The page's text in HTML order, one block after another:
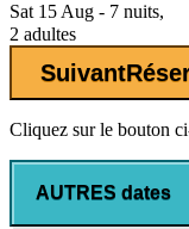
Sat 15 Aug - 7 nuits,
2 adultes
Suivant
Cliquez sur le bouton
AUTRES dates